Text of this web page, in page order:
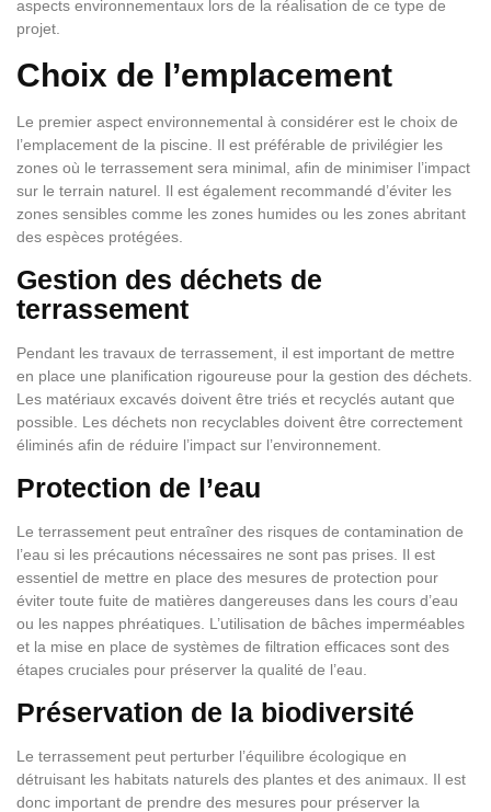
aspects environnementaux lors de la réalisation de ce type de
projet.
Choix de l’emplacement
Le premier aspect environnemental à considérer est le choix de
l’emplacement de la piscine. Il est préférable de privilégier les
zones où le terrassement sera minimal, afin de minimiser l’impact
sur le terrain naturel. Il est également recommandé d’éviter les
zones sensibles comme les zones humides ou les zones abritant
des espèces protégées.
Gestion des déchets de
terrassement
Pendant les travaux de terrassement, il est important de mettre
en place une planification rigoureuse pour la gestion des déchets.
Les matériaux excavés doivent être triés et recyclés autant que
possible. Les déchets non recyclables doivent être correctement
éliminés afin de réduire l’impact sur l’environnement.
Protection de l’eau
Le terrassement peut entraîner des risques de contamination de
l’eau si les précautions nécessaires ne sont pas prises. Il est
essentiel de mettre en place des mesures de protection pour
éviter toute fuite de matières dangereuses dans les cours d’eau
ou les nappes phréatiques. L’utilisation de bâches imperméables
et la mise en place de systèmes de filtration efficaces sont des
étapes cruciales pour préserver la qualité de l’eau.
Préservation de la biodiversité
Le terrassement peut perturber l’équilibre écologique en
détruisant les habitats naturels des plantes et des animaux. Il est
donc important de prendre des mesures pour préserver la